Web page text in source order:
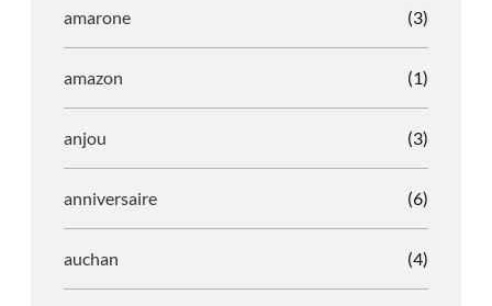
amarone (3)
amazon (1)
anjou (3)
anniversaire (6)
auchan (4)